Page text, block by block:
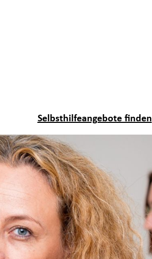
Selbsthilfeangebote finden